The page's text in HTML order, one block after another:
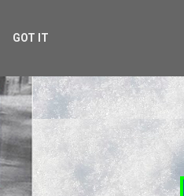
GOT IT